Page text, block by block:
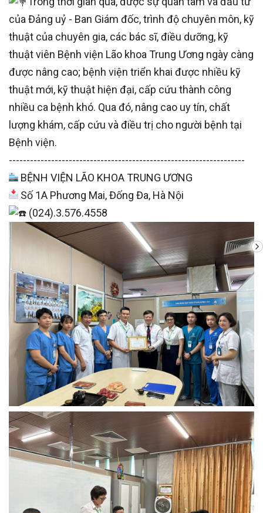
của Đảng uỷ - Ban Giám đốc, trình độ chuyên môn, kỹ
thuật của chuyên gia, các bác sĩ, điều dưỡng, kỹ
thuật viên Bệnh viện Lão khoa Trung Ương ngày càng
được nâng cao; bệnh viện triển khai được nhiều kỹ
thuật mới, kỹ thuật hiện đại, cấp cứu thành công
nhiều ca bệnh khó. Qua đó, nâng cao uy tín, chất
lượng khám, cấp cứu và điều trị cho người bệnh tại
Bệnh viện.
-------------------------------------------------------------------
BỆNH VIỆN LÃO KHOA TRUNG ƯƠNG
Số 1A Phương Mai, Đống Đa, Hà Nội
(024).3.576.4558